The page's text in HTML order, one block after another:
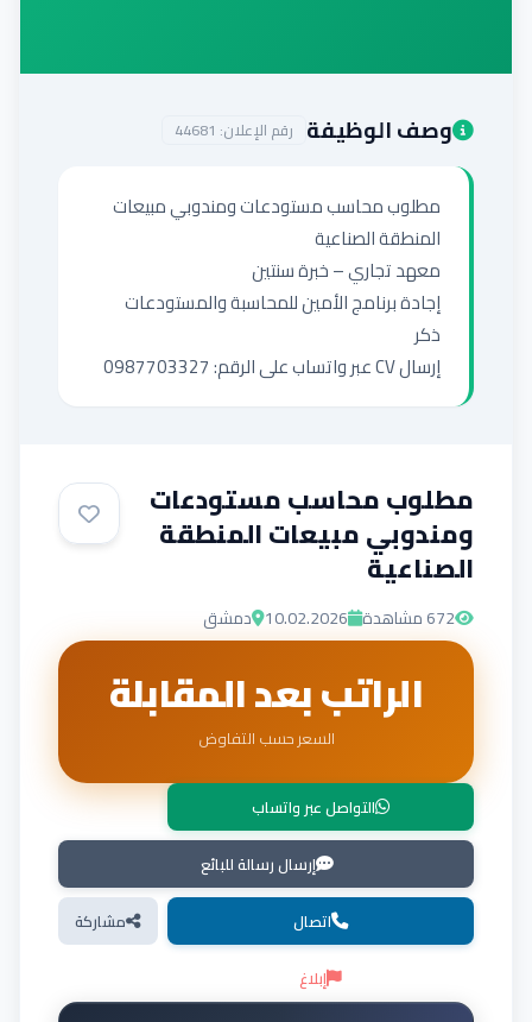
وصف الوظيفة رقم الإعلان: 44681
إرسال CV عبر واتساب على الرقم: 0987703327
مطلوب محاسب مستودعات
ومندوبي مبيعات المنطقة
الصناعية
672مشاهدة 10.02.2026 دمشق
الراتب بعد المقابلة
السعر حسب التفاوض
التواصل عبر واتساب
إرسال رسالة للبائع
اتصال
مشاركة
إبلاغ